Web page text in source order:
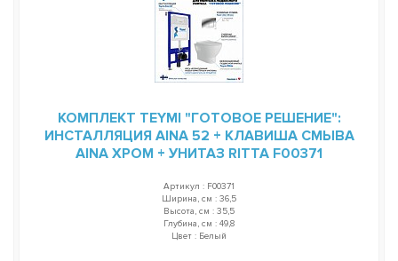
КОМПЛЕКТ TEYMI "ГОТОВОЕ РЕШЕНИЕ":
ИНСТАЛЛЯЦИЯ AINA 52 + КЛАВИША СМЫВА
AINA ХРОМ + УНИТАЗ RITTA F00371
Артикул : F00371
Ширина, см : 36,5
Высота, см : 35,5
Глубина, см : 49,8
Цвет : Белый